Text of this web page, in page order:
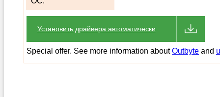
Установить драйвера автоматически
Special offer. See more information aboutOutbyte and